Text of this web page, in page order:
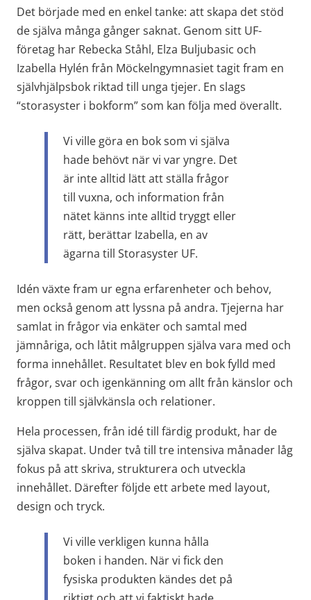
Det började med en enkel tanke: att skapa det stöd
de själva många gånger saknat. Genom sitt UF-
företag har Rebecka Ståhl, Elza Buljubasic och
Izabella Hylén från Möckelngymnasiet tagit fram en
självhjälpsbok riktad till unga tjejer. En slags
“storasyster i bokform” som kan följa med överallt.
Vi ville göra en bok som vi själva
hade behövt när vi var yngre. Det
är inte alltid lätt att ställa frågor
till vuxna, och information från
nätet känns inte alltid tryggt eller
rätt, berättar Izabella, en av
ägarna till Storasyster UF.
Idén växte fram ur egna erfarenheter och behov,
men också genom att lyssna på andra. Tjejerna har
samlat in frågor via enkäter och samtal med
jämnåriga, och låtit målgruppen själva vara med och
forma innehållet. Resultatet blev en bok fylld med
frågor, svar och igenkänning om allt från känslor och
kroppen till självkänsla och relationer.
Hela processen, från idé till färdig produkt, har de
själva skapat. Under två till tre intensiva månader låg
fokus på att skriva, strukturera och utveckla
innehållet. Därefter följde ett arbete med layout,
design och tryck.
Vi ville verkligen kunna hålla
boken i handen. När vi fick den
fysiska produkten kändes det på